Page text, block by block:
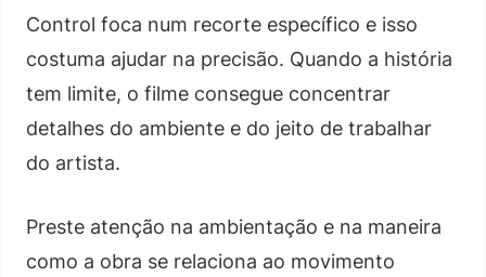
Control foca num recorte específico e isso
costuma ajudar na precisão. Quando a história
tem limite, o filme consegue concentrar
detalhes do ambiente e do jeito de trabalhar
do artista.
Preste atenção na ambientação e na maneira
como a obra se relaciona ao movimento